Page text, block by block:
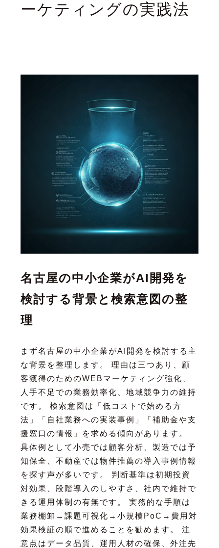
ーケティングの実践法
名古屋の中小企業がAI開発を
検討する背景と検索意図の整
理
まず名古屋の中小企業がAI開発を検討する主
な背景を整理します。 理由は三つあり、顧
客獲得のためのWEBマーケティング強化、
人手不足での業務効率化、地域競争力の維持
です。 検索意図は「低コストで始める方
法」「自社業務への実装事例」「補助金や支
援窓口の情報」を求める傾向があります。
具体例として小売では顧客分析、製造では予
知保全、不動産では物件推薦の導入事例情報
を探す声が多いです。 判断基準は初期投資
対効果、段階導入のしやすさ、社内で維持で
きる運用体制の有無です。 実務的な手順は
業務棚卸→課題可視化→小規模PoC→費用対
効果検証の順で進めることを勧めます。 注
意点はデータ品質、運用人材の確保、外注先